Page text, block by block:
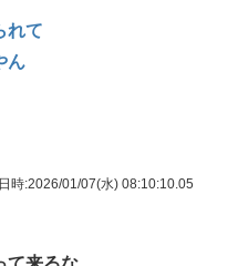
れて
ん
時:2026/01/07(水) 08:10:10.05